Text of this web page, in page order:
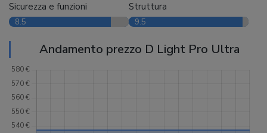
Sicurezza e funzioni
8.5
Struttura
9.5
Andamento prezzo D Light Pro Ultra